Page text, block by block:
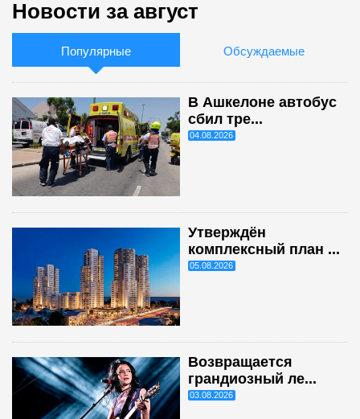
Новости за август
Популярные Обсуждаемые
В Ашкелоне автобус
сбил тре...
04.08.2026
Утверждён
комплексный план ...
05.08.2026
Возвращается
грандиозный ле...
03.08.2026